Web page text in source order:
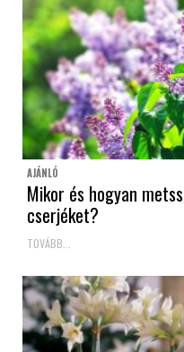
AJÁNLÓ
Mikor és hogyan
cserjéket?
TOVÁBB...